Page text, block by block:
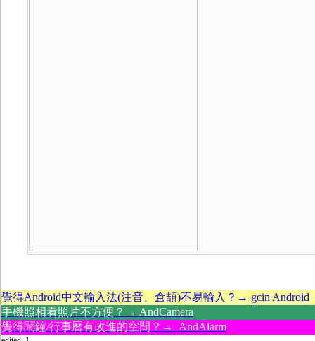
覺得Android中文輸入法(注音、倉頡)不易輸入？→ gcin Android
手機照相看照片不方便？→ AndCamera
覺得鬧鐘/行事曆有改進的空間？→ AndAlarm